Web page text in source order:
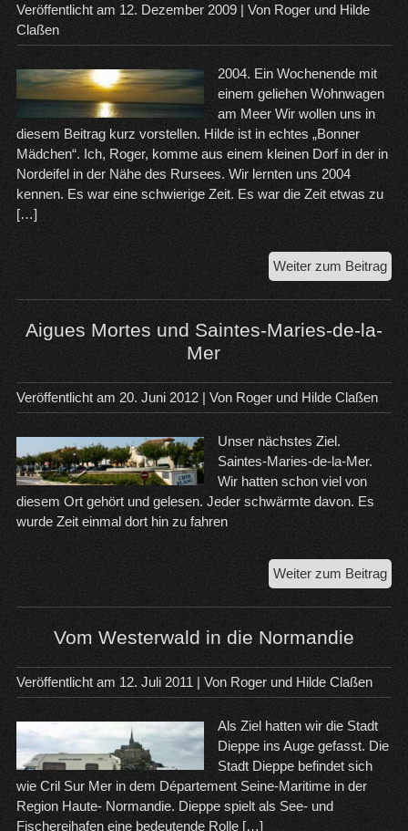
Veröffentlicht am 12. Dezember 2009| VonRoger und Hilde
Claßen
2004. Ein Wochenende mit
einem geliehen Wohnwagen
am Meer Wir wollen uns in
diesem Beitrag kurz vorstellen. Hilde ist in echtes „Bonner
Mädchen“. Ich, Roger, komme aus einem kleinen Dorf in der in
Nordeifel in der Nähe des Rursees. Wir lernten uns 2004
kennen. Es war eine schwierige Zeit. Es war die Zeit etwas zu
[…]
Weiter zum BeitragEs
mit
Aigues Mortes und Saintes-Maries-de-la-
Mer
Veröffentlicht am 20. Juni 2012| Von Roger und Hilde Claßen
Unser nächstes Ziel.
Saintes-Maries-de-la-Mer.
Wir hatten schon viel von
diesem Ort gehört und gelesen. Jeder schwärmte davon. Es
wurde Zeit einmal dort hin zu fahren
Weiter zum Beitrag
und
de-
la-
Vom Westerwald in die Normandie
Veröffentlicht am 12. Juli 2011| Von Roger und Hilde Claßen
Als Ziel hatten wir die Stadt
Dieppe ins Auge gefasst. Die
Stadt Dieppe befindet sich
wie Cril Sur Mer in dem Département Seine-Maritime in der
Region Haute- Normandie. Dieppe spielt als See- und
Fischereihafen eine bedeutende Rolle […]